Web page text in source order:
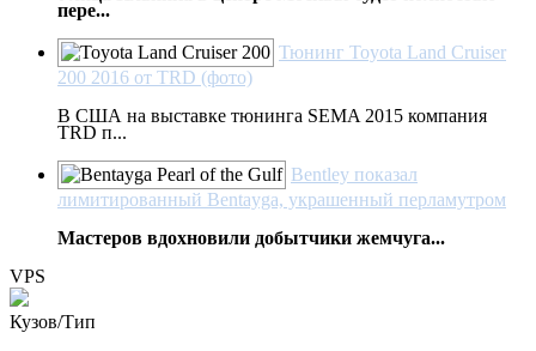
пере...
Тюнинг Toyota Land Cruiser
200 2016 от TRD (фото)
В США на выставке тюнинга SEMA 2015 компания
TRD п...
Bentley показал
лимитированный Bentayga, украшенный перламутром
Мастеров вдохновили добытчики жемчуга...
VPS
Кузов/Тип